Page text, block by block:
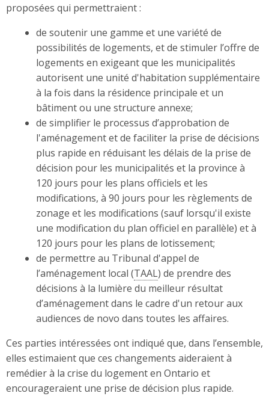
proposées qui permettraient :
de soutenir une gamme et une variété de
possibilités de logements, et de stimuler l’offre de
logements en exigeant que les municipalités
autorisent une unité d'habitation supplémentaire
à la fois dans la résidence principale et un
bâtiment ou une structure annexe;
de simplifier le processus d’approbation de
l'aménagement et de faciliter la prise de décisions
plus rapide en réduisant les délais de la prise de
décision pour les municipalités et la province à
120 jours pour les plans officiels et les
modifications, à 90 jours pour les règlements de
zonage et les modifications (sauf lorsqu'il existe
une modification du plan officiel en parallèle) et à
120 jours pour les plans de lotissement;
de permettre au Tribunal d'appel de
l’aménagement local (TAAL) de prendre des
décisions à la lumière du meilleur résultat
d’aménagement dans le cadre d'un retour aux
audiences de novo dans toutes les affaires.
Ces parties intéressées ont indiqué que, dans l’ensemble,
elles estimaient que ces changements aideraient à
remédier à la crise du logement en Ontario et
encourageraient une prise de décision plus rapide.